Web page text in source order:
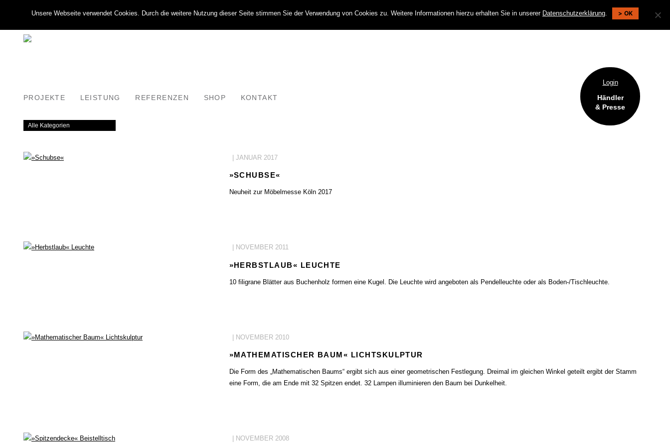
DE |
PROJEKTE LEISTUNG REFERENZEN SHOP KONTAKT
Login
Händler
& Presse
Alle Kategorien
| JANUAR 2017
»SCHUBSE«
Neuheit zur Möbelmesse Köln 2017
| NOVEMBER 2011
»HERBSTLAUB« LEUCHTE
10 filigrane Blätter aus Buchenholz formen eine Kugel. Die Leuchte wird angeboten als Pendelleuchte oder als Boden-/Tischleuchte.
| NOVEMBER 2010
»MATHEMATISCHER BAUM« LICHTSKULPTUR
Die Form des „Mathematischen Baums“ ergibt sich aus einer geometrischen Festlegung. Dreimal im gleichen Winkel geteilt ergibt der Stamm
eine Form, die am Ende mit 32 Spitzen endet. 32 Lampen illuminieren den Baum bei Dunkelheit.
| NOVEMBER 2008
Unsere Webseite verwendet Cookies. Durch die weitere Nutzung dieser Seite stimmen Sie der Verwendung von Cookies zu. Weitere Informationen hierzu erhalten Sie in unserer Datenschutzerklärung. OK